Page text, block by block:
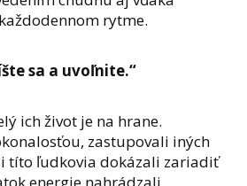
rytme.
sa a uvoľnite.“
ich život je na hrane.
zastupovali iných
títo ľudkovia dokázali zariadiť
energie nahrádzali